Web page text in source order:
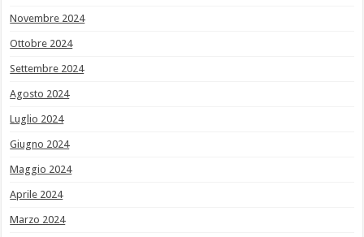
Novembre 2024
Ottobre 2024
Settembre 2024
Agosto 2024
Luglio 2024
Giugno 2024
Maggio 2024
Aprile 2024
Marzo 2024